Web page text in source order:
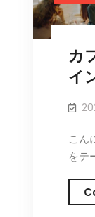
カ
イ
こん
をテ